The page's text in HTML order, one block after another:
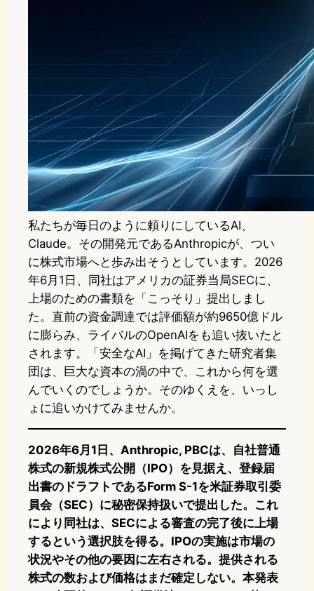
私たちが毎日のように頼りにしているAI、
Claude。その開発元であるAnthropicが、つい
に株式市場へと歩み出そうとしています。2026
年6月1日、同社はアメリカの証券当局SECに、
上場のための書類を「こっそり」提出しまし
た。直前の資金調達では評価額が約9650億ドル
に膨らみ、ライバルのOpenAIをも追い抜いたと
されます。「安全なAI」を掲げてきた研究者集
団は、巨大な資本の渦の中で、これから何を選
んでいくのでしょうか。そのゆくえを、いっし
ょに追いかけてみませんか。
2026年6月1日、Anthropic, PBCは、自社普通
株式の新規株式公開（IPO）を見据え、登録届
出書のドラフトであるForm S-1を米証券取引委
員会（SEC）に秘密保持扱いで提出した。これ
により同社は、SECによる審査の完了後に上場
するという選択肢を得る。IPOの実施は市場の
状況やその他の要因に左右される。提供される
株式の数および価格はまだ確定しない。本発表